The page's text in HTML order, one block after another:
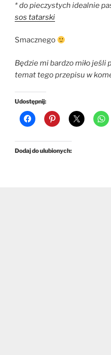
* do pieczystych idealnie
sos tatarski
Smacznego
Będzie mi bardzo miło jeśli
temat tego przepisu w
Udostępnij:
Dodaj do ulubionych: